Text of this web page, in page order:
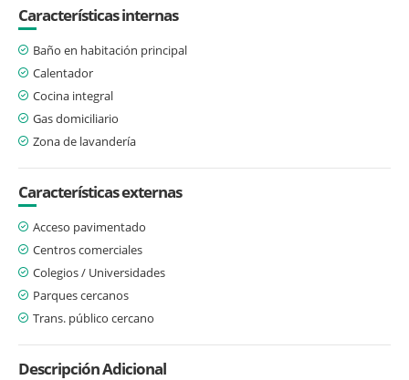
Características internas
Baño en habitación principal
Calentador
Cocina integral
Gas domiciliario
Zona de lavandería
Características externas
Acceso pavimentado
Centros comerciales
Colegios / Universidades
Parques cercanos
Trans. público cercano
Descripción Adicional